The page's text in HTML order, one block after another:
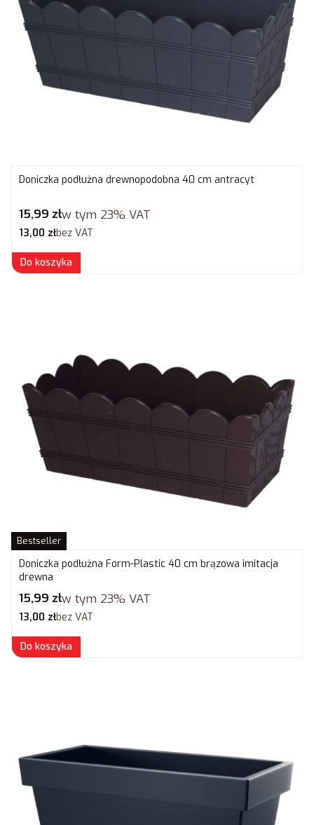
Doniczka podłużna drewnopodobna 40 cm antracyt
Cena brutto
15,99 złw tym 23% VAT
Cena netto
13,00 złbez VAT
Do koszyka
Bestseller
Doniczka podłużna Form-Plastic 40 cm brązowa imitacja
drewna
Cena brutto
15,99 złw tym 23% VAT
Cena netto
13,00 złbez VAT
Do koszyka